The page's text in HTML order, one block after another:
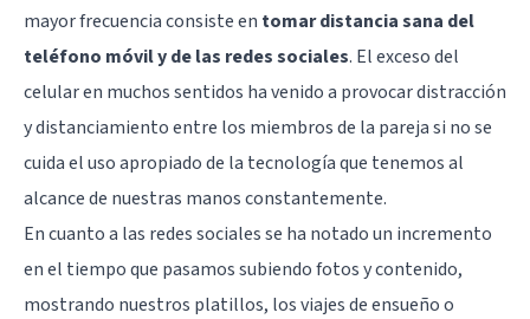
mayor frecuencia consiste en tomar distancia sana del
teléfono móvil y de las redes sociales. El exceso del
celular en muchos sentidos ha venido a provocar distracción
y distanciamiento entre los miembros de la pareja si no se
cuida el uso apropiado de la tecnología que tenemos al
alcance de nuestras manos constantemente.
En cuanto a las redes sociales se ha notado un incremento
en el tiempo que pasamos subiendo fotos y contenido,
mostrando nuestros platillos, los viajes de ensueño o